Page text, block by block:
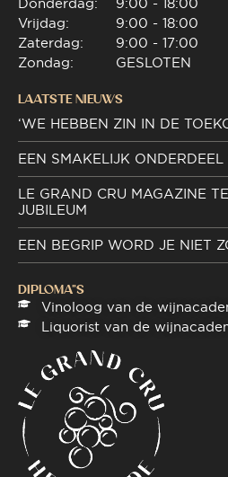
Vrijdag:
Zaterdag:
Zondag:
9:00 - 18:00
9:00 - 17:00
GESLOTEN
LAATSTE NIEUWS
‘WE HEBBEN ZIN IN DE
EEN SMAKELIJK
LE GRAND CRU MAGAZINE
JUBILEUM
EEN BEGRIP WORD JE NIET
DIPLOMA"S
Vinoloog van de
Liquorist van de